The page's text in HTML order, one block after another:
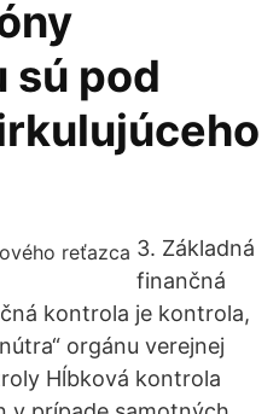
sú pod
3. Základná
finančná
kontrola je kontrola,
orgánu verejnej
Hĺbková kontrola